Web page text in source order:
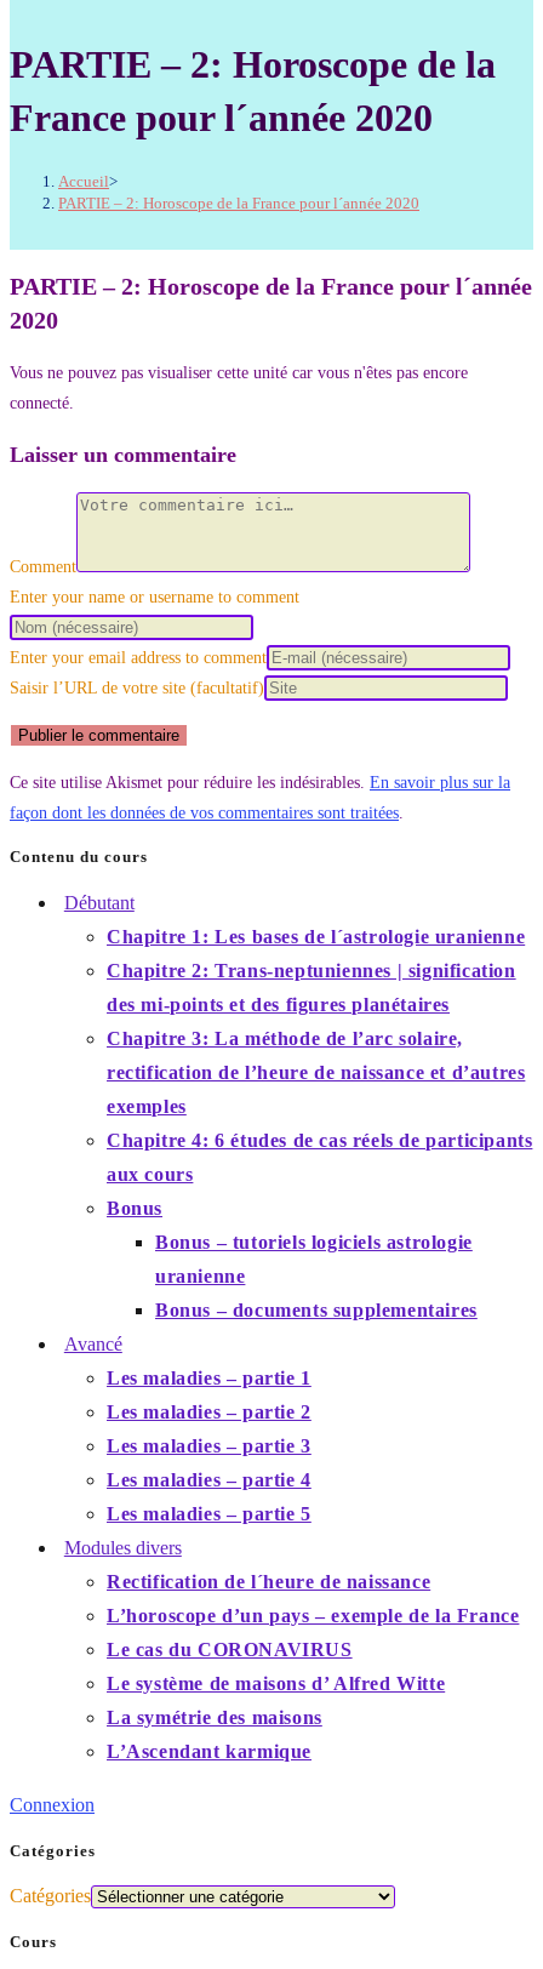
PARTIE – 2: Horoscope de la
France pour l´année 2020
Accueil>
PARTIE – 2: Horoscope de la France pour l´année 2020
PARTIE – 2: Horoscope de la France pour l´année
2020
Vous ne pouvez pas visualiser cette unité car vous n'êtes pas encore
connecté.
Laisser un commentaire
Comment
Enter your name or username to comment
Enter your email address to comment
Saisir l’URL de votre site (facultatif)
Ce site utilise Akismet pour réduire les indésirables. En savoir plus sur la
façon dont les données de vos commentaires sont traitées.
Contenu du cours
Débutant
Chapitre 1: Les bases de l´astrologie uranienne
Chapitre 2: Trans-neptuniennes | signification
des mi-points et des figures planétaires
Chapitre 3: La méthode de l’arc solaire,
rectification de l’heure de naissance et d’autres
exemples
Chapitre 4: 6 études de cas réels de participants
aux cours
Bonus
Bonus – tutoriels logiciels astrologie
uranienne
Bonus – documents supplementaires
Avancé
Les maladies – partie 1
Les maladies – partie 2
Les maladies – partie 3
Les maladies – partie 4
Les maladies – partie 5
Modules divers
Rectification de l´heure de naissance
L’horoscope d’un pays – exemple de la France
Le cas du CORONAVIRUS
Le système de maisons d’ Alfred Witte
La symétrie des maisons
L’Ascendant karmique
Connexion
Catégories
Catégories
Cours